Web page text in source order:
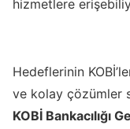
hizmetlere
Hedeflerinin
ve kolay çözümler
KOBİ Bankacılığı